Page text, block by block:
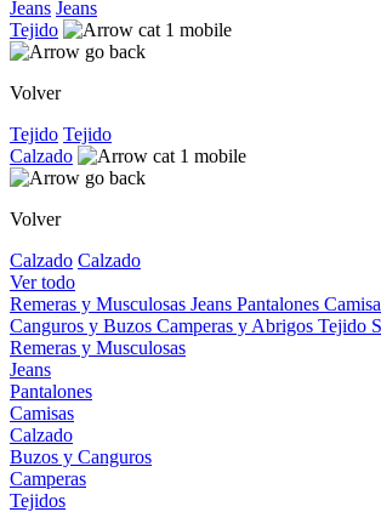
Jeans Jeans
Tejido
Volver
Tejido Tejido
Calzado
Volver
Calzado Calzado
Ver todo
Remeras y Musculosas Jeans Pantalones
Canguros y Buzos Camperas y Abrigos Tejido
Remeras y Musculosas
Jeans
Pantalones
Camisas
Calzado
Buzos y Canguros
Camperas
Tejidos